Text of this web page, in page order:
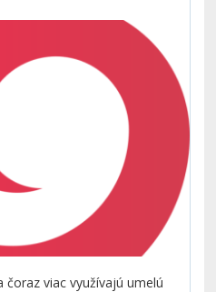
čoraz viac využívajú umelú